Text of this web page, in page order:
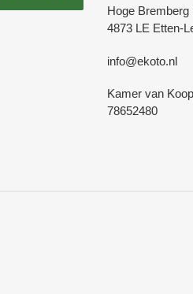
Hoge Bremberg
4873 LE Etten-
info@ekoto.nl
Kamer van
78652480